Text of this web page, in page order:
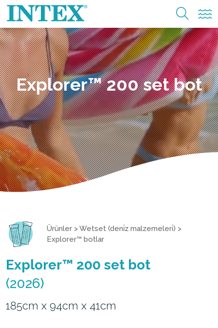
Explorer™ 200 set bot
Ürünler >Wetset (deni̇z malzemeleri̇) >
Explorer™ botlar
Explorer™ 200 set bot
(2026)
185cm x 94cm x 41cm